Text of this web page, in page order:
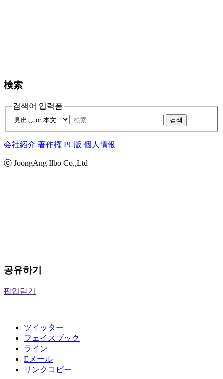
検索
검색어 입력폼
검색
会社紹介 著作権 PC版 個人情報
ⓒ JoongAng Ilbo Co.,Ltd
공유하기
팝업닫기
ツイッター
フェイスブック
ライン
Eメール
リンクコピー